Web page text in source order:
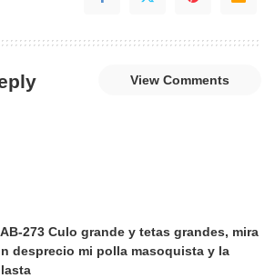
View Comments
273 Culo grande y tetas grandes, mira
desprecio mi polla masoquista y la